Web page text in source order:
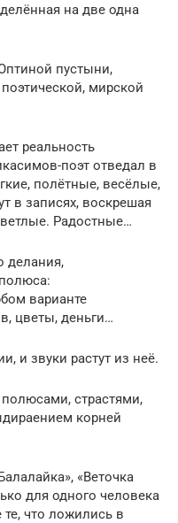
на две одна
пустыни,
мирской
реальность
поэт отведал в
полётные, весёлые,
в записях, воскрешая
Радостные…
делания,
варианте
цветы, деньги…
и звуки растут из неё.
страстями,
корней
«Веточка
для одного человека
что ложились в